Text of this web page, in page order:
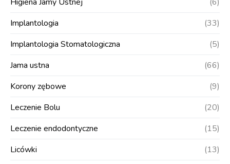
Higiena Jamy Ustnej
(6)
Implantologia
(33)
Implantologia Stomatologiczna
(5)
Jama ustna
(66)
Korony zębowe
(9)
Leczenie Bolu
(20)
Leczenie endodontyczne
(15)
Licówki
(13)